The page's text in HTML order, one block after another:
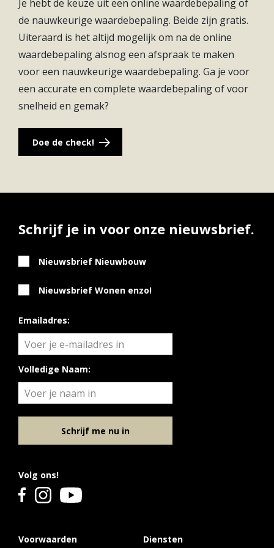
tegen. Wil je even wat anders? Via de A27 ben je zo
in Utrecht of Gorinchem voor een dagje shoppen of
Je hebt de keuze uit een online waardebepaling of
de nauwkeurige waardebepaling. Beide zijn gratis.
Uiteraard is het altijd mogelijk om na de online
waardebepaling alsnog een afspraak te maken
voor een nauwkeurige waardebepaling. Ga je voor
een accurate en complete waardebepaling of voor
snelheid en gemak?
Doe de check!
Voorwaarden Diensten
Volg ons!
Schrijf je in voor onze nieuwsbrief.
Nieuwsbrief Nieuwbouw
Nieuwsbrief Wonen enzo!
Emailadres:
Volledige Naam:
Schrijf me nu in